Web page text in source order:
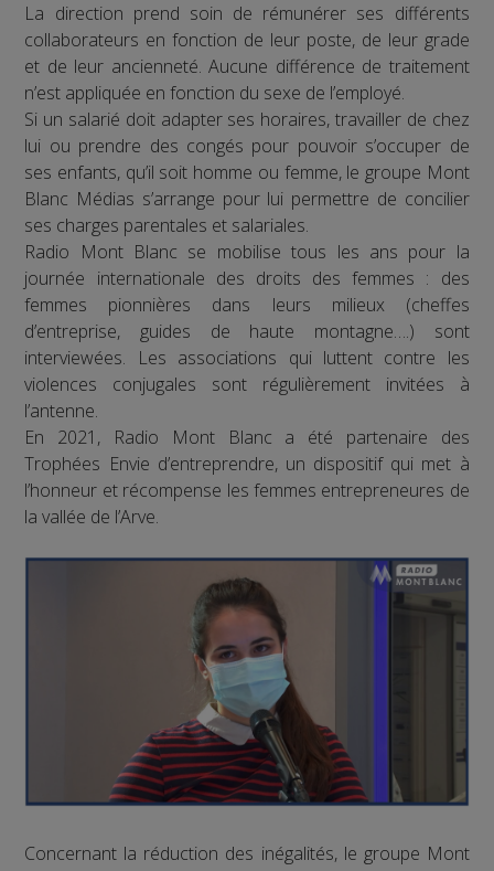
La direction prend soin de rémunérer ses différents
collaborateurs en fonction de leur poste, de leur grade
et de leur ancienneté. Aucune différence de traitement
n’est appliquée en fonction du sexe de l’employé.
Si un salarié doit adapter ses horaires, travailler de chez
lui ou prendre des congés pour pouvoir s’occuper de
ses enfants, qu’il soit homme ou femme, le groupe Mont
Blanc Médias s’arrange pour lui permettre de concilier
ses charges parentales et salariales.
Radio Mont Blanc se mobilise tous les ans pour la
journée internationale des droits des femmes : des
femmes pionnières dans leurs milieux (cheffes
d’entreprise, guides de haute montagne….) sont
interviewées. Les associations qui luttent contre les
violences conjugales sont régulièrement invitées à
l’antenne.
En 2021, Radio Mont Blanc a été partenaire des
Trophées Envie d’entreprendre, un dispositif qui met à
l’honneur et récompense les femmes entrepreneures de
la vallée de l’Arve.
Concernant la réduction des inégalités, le groupe Mont